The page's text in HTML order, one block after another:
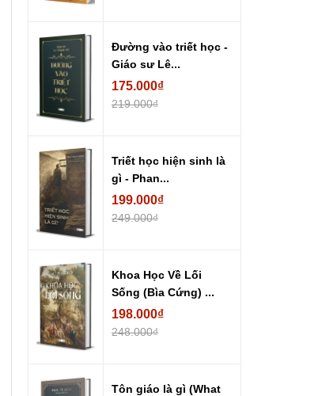
Đường vào triết học -
Giáo sư Lê...
175.000₫
219.000₫
Triết học hiện sinh là
gì - Phan...
199.000₫
249.000₫
Khoa Học Về Lối
Sống (Bìa Cứng) ...
198.000₫
248.000₫
Tôn giáo là gì (What